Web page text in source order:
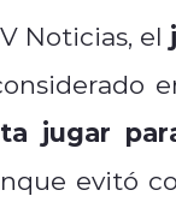
Noticias, el
jugar
evitó